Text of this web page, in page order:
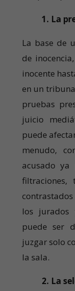
1. La
La base de
de
inocente
en un
pruebas
juicio
puede
menudo,
acusado ya
filtraciones,
los jurados
puede ser
juzgar solo
la sala.
2. La